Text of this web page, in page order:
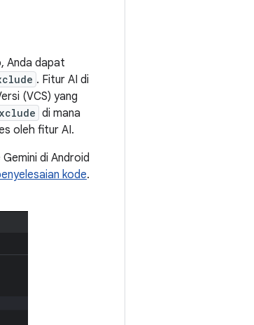
Anda dapat
. Fitur AI di
(VCS) yang
di mana
oleh fitur AI.
di Android
kode.